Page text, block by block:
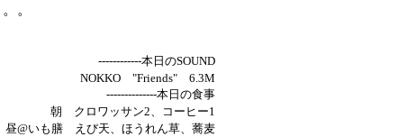
。
------------本日のSOUND
NOKKO "Friends" 6.3M
--------------本日の食事
朝 クロワッサン2、コーヒー1
昼@いも膳 えび天、ほうれん草、蕎麦